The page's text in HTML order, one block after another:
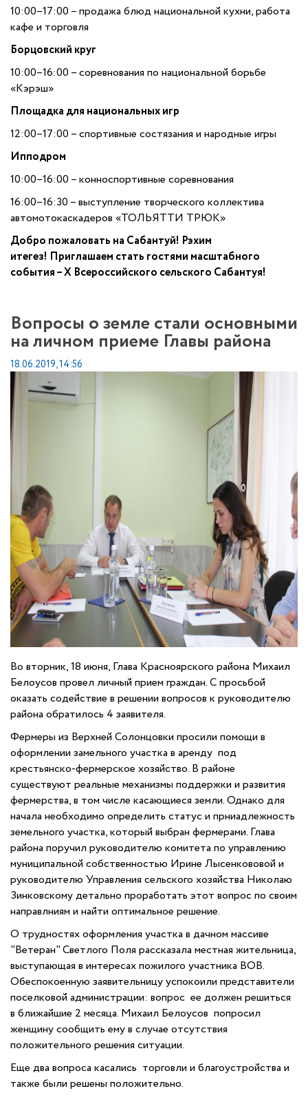
10:00–17:00 – продажа блюд национальной кухни, работа
кафе и торговля
Борцовский круг
10:00–16:00 – соревнования по национальной борьбе
«Кэрэш»
Площадка для национальных игр
12:00–17:00 – спортивные состязания и народные игры
Ипподром
10:00–16:00 – конноспортивные соревнования
16:00–16:30 – выступление творческого коллектива
автомотокаскадеров «ТОЛЬЯТТИ ТРЮК»
Добро пожаловать на Сабантуй! Рэхим
итегез! Приглашаем стать гостями масштабного
события –Х Всероссийского сельского Сабантуя!
Вопросы о земле стали основными
на личном приеме Главы района
18.06.2019, 14:56
Во вторник, 18 июня, Глава Красноярского района Михаил
Белоусов провел личный прием граждан. С просьбой
оказать содействие в решении вопросов к руководителю
района обратилось 4 заявителя.
Фермеры из Верхней Солонцовки просили помощи в
оформлении замельного участка в аренду под
крестьянско-фермерское хозяйство. В районе
существуют реальные механизмы поддержки и развития
фермерства, в том числе касающиеся земли. Однако для
начала необходимо определить статус и прниадлежность
земельного участка, который выбран фермерами. Глава
района поручил руководителю комитета по управлению
муниципальной собственностью Ирине Лысенкововой и
руководителю Управления сельского хозяйства Николаю
Зинковскому детально проработать этот вопрос по своим
направлниям и найти оптимальное решение.
О трудностях оформления участка в дачном массиве
"Ветеран" Светлого Поля рассказала местная жительница,
выступающая в интересах пожилого участника ВОВ.
Обеспокоенную заявительницу успокоили представители
поселковой администрации: вопрос ее должен решиться
в ближайшие 2 месяца. Михаил Белоусов попросил
женщину сообщить ему в случае отсутствия
положительного решения ситуации.
Еще два вопроса касались торговли и благоустройства и
также были решены положительно.